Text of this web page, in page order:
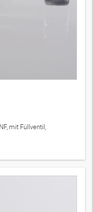
mit Füllventil,